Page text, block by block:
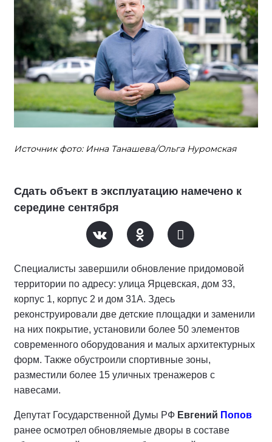
Источник фото: Инна Танашева/Ольга Нуромская
Сдать объект в эксплуатацию намечено к
середине сентября
Специалисты завершили обновление придомовой
территории по адресу: улица Ярцевская, дом 33,
корпус 1, корпус 2 и дом 31А. Здесь
реконструировали две детские площадки и заменили
на них покрытие, установили более 50 элементов
современного оборудования и малых архитектурных
форм. Также обустроили спортивные зоны,
разместили более 15 уличных тренажеров с
навесами.
Депутат Государственной Думы РФ Евгений Попов
ранее осмотрел обновляемые дворы в составе